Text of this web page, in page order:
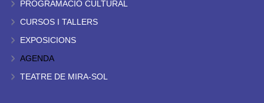
PROGRAMACIÓ CULTURAL
CURSOS I TALLERS
EXPOSICIONS
AGENDA
TEATRE DE MIRA-SOL